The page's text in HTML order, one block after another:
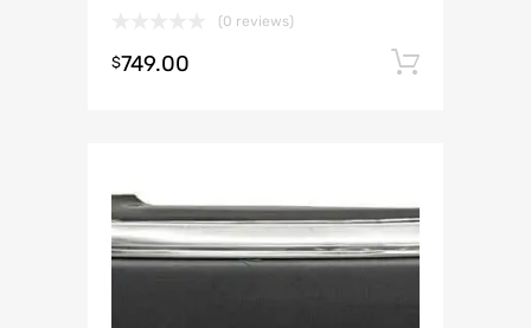
(0 reviews)
$749.00